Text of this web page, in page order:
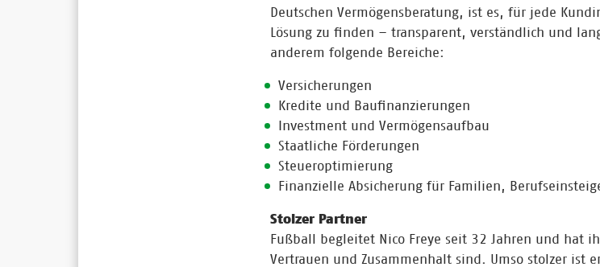
Deutschen Vermögensberatung, ist es, für jede
Lösung zu finden – transparent, verständlich und
anderem folgende Bereiche:
Versicherungen
Kredite und Baufinanzierungen
Investment und Vermögensaufbau
Staatliche Förderungen
Steueroptimierung
Finanzielle Absicherung für Familien,
Stolzer Partner
Fußball begleitet Nico Freye seit 32 Jahren und hat
Vertrauen und Zusammenhalt sind. Umso stolzer ist